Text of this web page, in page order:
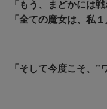
「もう、まどかには戦
「全ての魔女は、私
「そして今度こそ、